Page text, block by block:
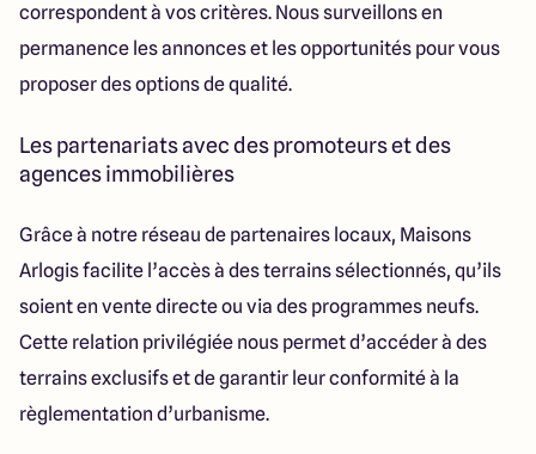
correspondent à vos critères. Nous surveillons en
permanence les annonces et les opportunités pour vous
proposer des options de qualité.
Les partenariats avec des promoteurs et des
agences immobilières
Grâce à notre réseau de partenaires locaux, Maisons
Arlogis facilite l’accès à des terrains sélectionnés, qu’ils
soient en vente directe ou via des programmes neufs.
Cette relation privilégiée nous permet d’accéder à des
terrains exclusifs et de garantir leur conformité à la
règlementation d’urbanisme.